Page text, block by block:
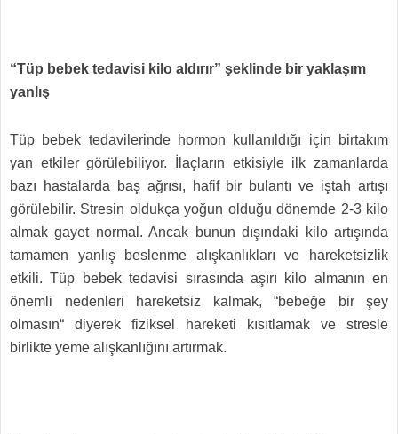
“Tüp bebek tedavisi kilo aldırır” şeklinde bir yaklaşım
yanlış
Tüp bebek tedavilerinde hormon kullanıldığı için birtakım
yan etkiler görülebiliyor. İlaçların etkisiyle ilk zamanlarda
bazı hastalarda baş ağrısı, hafif bir bulantı ve iştah artışı
görülebilir. Stresin oldukça yoğun olduğu dönemde 2-3 kilo
almak gayet normal. Ancak bunun dışındaki kilo artışında
tamamen yanlış beslenme alışkanlıkları ve hareketsizlik
etkili. Tüp bebek tedavisi sırasında aşırı kilo almanın en
önemli nedenleri hareketsiz kalmak, “bebeğe bir şey
olmasın“ diyerek fiziksel hareketi kısıtlamak ve stresle
birlikte yeme alışkanlığını artırmak.